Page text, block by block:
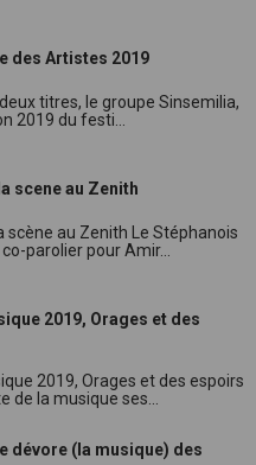
des Artistes 2019
titres, le groupe Sinsemilia,
2019 du festi...
scene au Zenith
scène au Zenith Le Stéphanois
parolier pour Amir...
2019, Orages et des
2019, Orages et des espoirs
de la musique ses...
dévore (la musique) des